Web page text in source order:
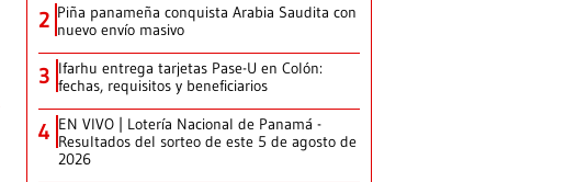
2 Piña panameña conquista Arabia Saudita con
nuevo envío masivo
3 Ifarhu entrega tarjetas Pase-U en Colón:
fechas, requisitos y beneficiarios
4 EN VIVO | Lotería Nacional de Panamá -
Resultados del sorteo de este 5 de agosto de
2026